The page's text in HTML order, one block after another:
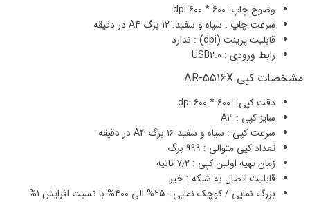
وضوح چاپ: ۶۰۰ * ۶۰۰ dpi
سرعت چاپ : سیاه و سفید: ۱۲ برگ A4 در دقیقه
قابلیت پرینت (dpi) : ندارد
رابط ورودی : USB2.0
مشخصات کپی AR-5516X
دقت کپی : ۶۰۰ * ۶۰۰ dpi
سایز کپی : A3
سرعت کپی : سیاه و سفید ۱۶ برگ A4 در دقیقه
تعداد کپی متوالی : ۹۹۹ برگ
زمان تهیه اولین کپی : ۷٫۲ ثانیه
قابلیت اتصال به شبکه : خیر
بزرگ نمایی / کوچک نمایی : ۲۵% الی ۴۰۰% با نسبت افزایش ۱%